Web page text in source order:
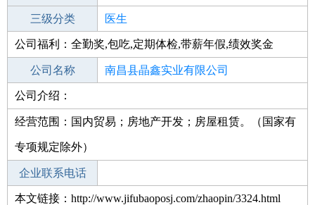
二级分类 医疗/护理
三级分类 医生
其他行业 制药/生物工程/医护
公司福利：全勤奖,包吃,定期体检,带薪年假,绩效奖金
公司名称 南昌县晶鑫实业有限公司
公司类型
公司介绍：
经营范围：国内贸易；房地产开发；房屋租赁。（国家有
专项规定除外）
企业联系电话
本文链接：http://www.jifubaoposj.com/zhaopin/3324.html